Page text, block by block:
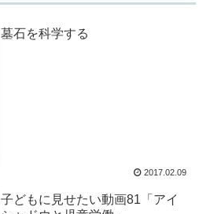
墓石を科学する
2017.02.09
子どもに見せたい動画81「アイ